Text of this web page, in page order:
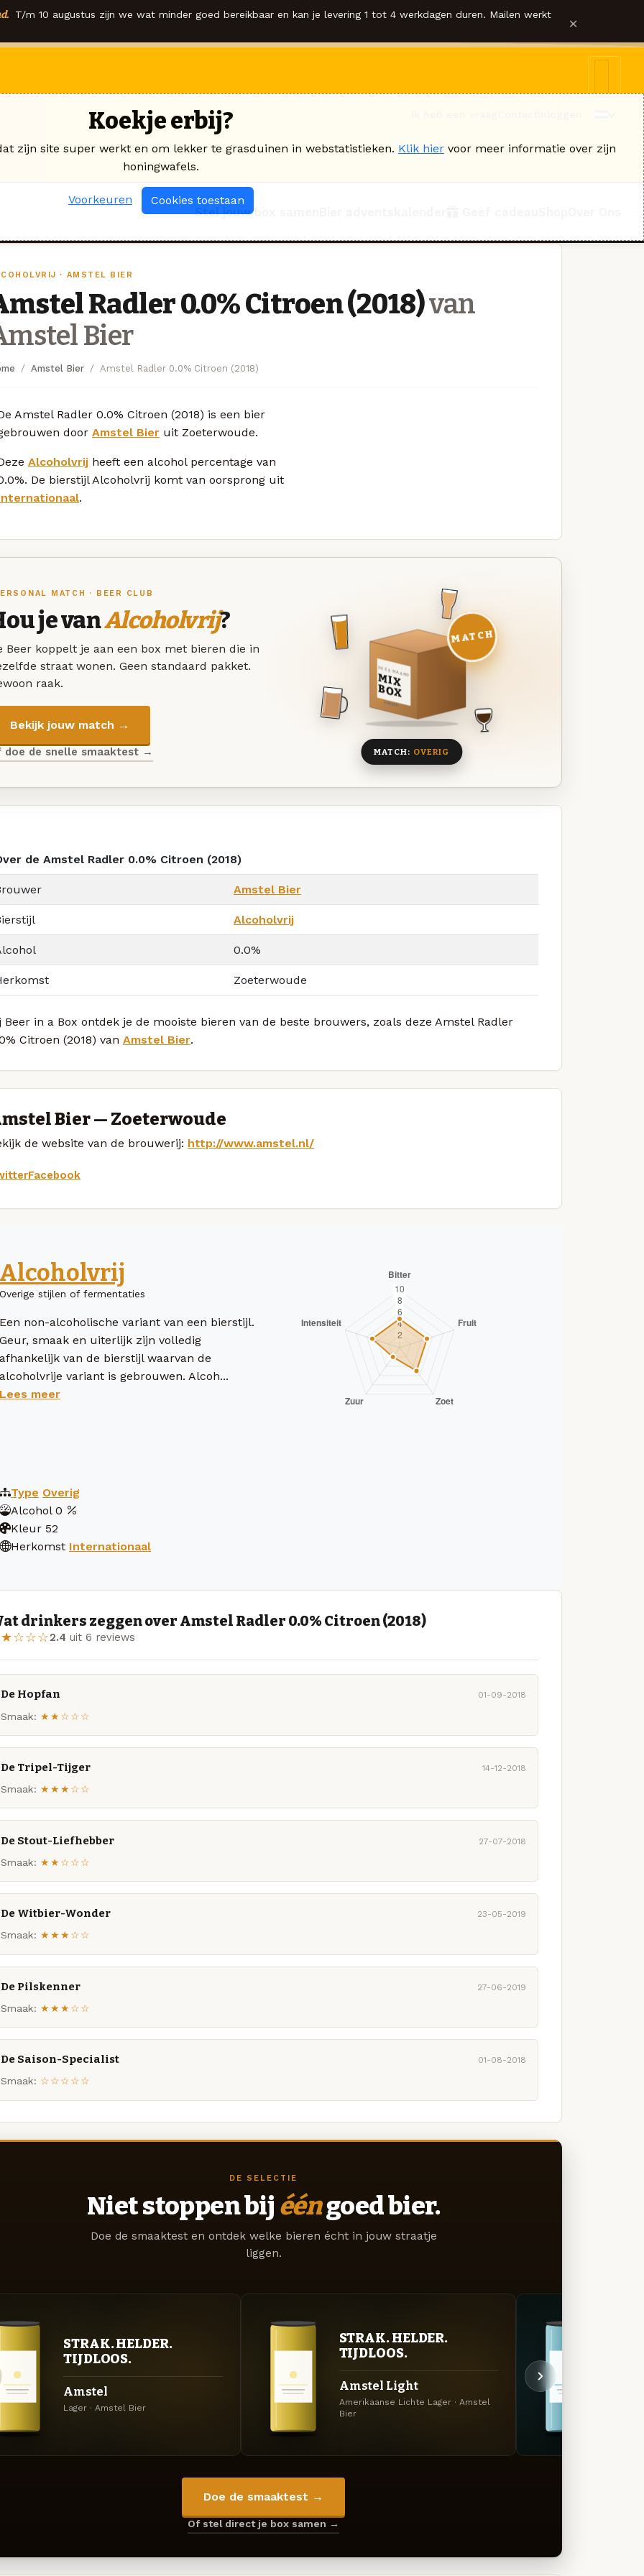
T/m 10 augustus zijn we wat minder goed bereikbaar en kan je levering 1 tot 4 werkdagen duren. Mailen werkt ×
Stel jouw box samen
· AMSTEL BIER
Radler 0.0% Citroen (2018)van
Bier
Amstel Bier Amstel Radler 0.0% Citroen (2018)
Amstel Radler 0.0% Citroen (2018) is een bier
door Amstel Bier uit Zoeterwoude.
Alcoholvrij heeft een alcohol percentage van
De bierstijl Alcoholvrij komt van oorsprong uit
.
MATCH · BEER CLUB
je vanAlcoholvrij?
Beer koppelt je aan een box met bieren die in
straat wonen. Geen standaard pakket.
raak.
Bekijk jouw match →
doe de snelle smaaktest →
DEZE MAAND
MIX
BOX
8 BIEREN
MATCH
MATCH: OVERIG
de Amstel Radler 0.0% Citroen (2018)
Amstel Bier
Alcoholvrij
0.0%
Zoeterwoude
Beer in a Box ontdek je de mooiste bieren van de beste brouwers, zoals deze Amstel Radler
Citroen (2018) van Amstel Bier.
Bier — Zoeterwoude
de website van de brouwerij: http://www.amstel.nl/
Facebook
Alcoholvrij
Overige stijlen of fermentaties
Een non-alcoholische variant van een bierstijl.
Geur, smaak en uiterlijk zijn volledig
afhankelijk van de bierstijl waarvan de
alcoholvrije variant is gebrouwen. Alcoh...
Lees meer
Type Overig
Alcohol 0
Kleur 52
Herkomst Internationaal
drinkers zeggen over Amstel Radler 0.0% Citroen (2018)
2.4 uit 6 reviews
De Hopfan 01-09-2018
Smaak: ★★☆☆☆
De Tripel-Tijger 14-12-2018
Smaak: ★★★☆☆
De Stout-Liefhebber 27-07-2018
Smaak: ★★☆☆☆
De Witbier-Wonder 23-05-2019
Smaak: ★★★☆☆
De Pilskenner 27-06-2019
Smaak: ★★★☆☆
De Saison-Specialist 01-08-2018
Smaak: ☆☆☆☆☆
DE SELECTIE
Niet stoppen bij ééngoed bier.
Doe de smaaktest en ontdek welke bieren écht in jouw straatje
liggen.
STRAK. HELDER.
TIJDLOOS.
Amstel
Lager · Amstel Bier
STRAK. HELDER.
TIJDLOOS.
Amstel Light
Amerikaanse Lichte Lager · Amstel
Bier
Doe de smaaktest →
Of stel direct je box samen →
Koekje erbij?
zijn site super werkt en om lekker te grasduinen in webstatistieken. Klik hier voor meer informatie over zijn
honingwafels.
Voorkeuren Cookies toestaan